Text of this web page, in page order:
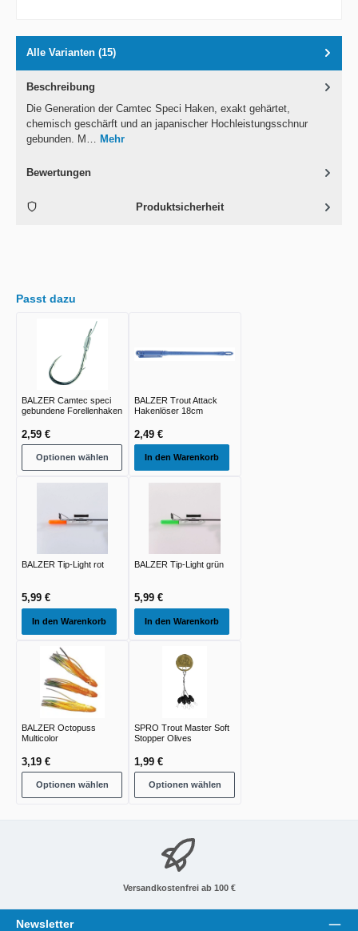
Alle Varianten (15)
Beschreibung
Die Generation der Camtec Speci Haken, exakt gehärtet,
chemisch geschärft und an japanischer Hochleistungsschnur
gebunden. M… Mehr
Bewertungen
Produktsicherheit
Passt dazu
BALZER Camtec speci
gebundene Forellenhaken
2,59 €
Optionen wählen
BALZER Trout Attack
Hakenlöser 18cm
2,49 €
In den Warenkorb
BALZER Tip-Light rot
5,99 €
In den Warenkorb
BALZER Tip-Light grün
5,99 €
In den Warenkorb
BALZER Octopuss
Multicolor
3,19 €
Optionen wählen
SPRO Trout Master Soft
Stopper Olives
1,99 €
Optionen wählen
Versandkostenfrei ab 100 €
Newsletter